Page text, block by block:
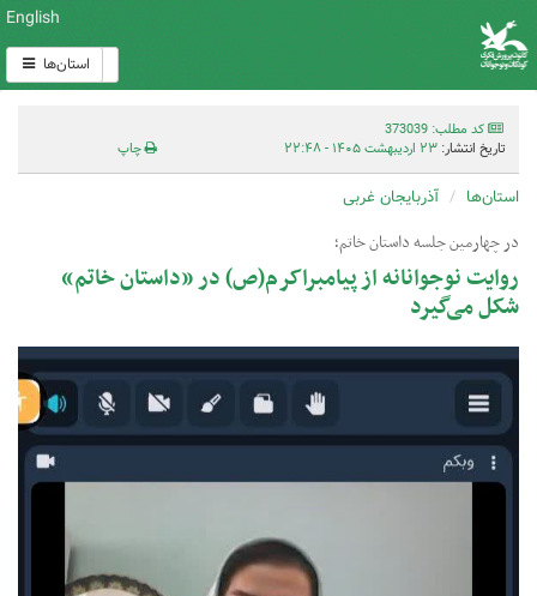
English
استان‌ها
کد مطلب: 373039
تاریخ انتشار: ۲۳ اردیبهشت ۱۴۰۵ - ۲۲:۴۸ چاپ
استان‌ها آذربایجان غربی
در چهارمین جلسه داستان خاتم؛
روایت نوجوانانه از پیامبراکرم(ص) در «داستان خاتم»
شکل می‌گیرد